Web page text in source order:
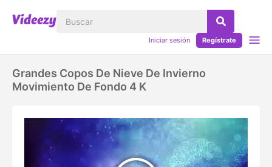
Iniciar sesión Regístrate
Grandes Copos De Nieve De Invierno
Movimiento De Fondo 4 K